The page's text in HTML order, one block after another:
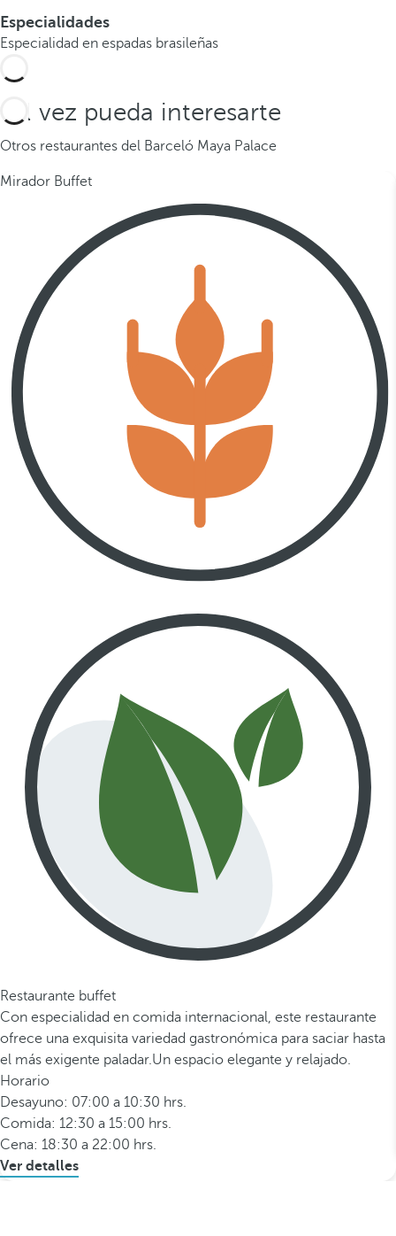
Especialidades
Especialidad en espadas brasileñas
Tal vez pueda interesarte
Otros restaurantes del Barceló Maya Palace
Mirador Buffet
Restaurante buffet
Con especialidad en comida internacional, este restaurante
ofrece una exquisita variedad gastronómica para saciar hasta
el más exigente paladar.Un espacio elegante y relajado.
Horario
Desayuno: 07:00 a 10:30 hrs.
Comida: 12:30 a 15:00 hrs.
Cena: 18:30 a 22:00 hrs.
Ver detalles